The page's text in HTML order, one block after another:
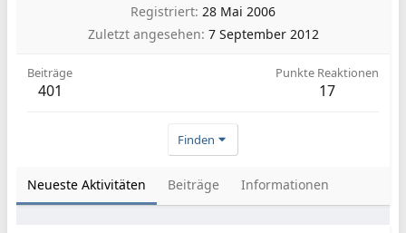
Registriert 28 Mai 2006
Zuletzt angesehen 7 September 2012
Beiträge
401
Punkte Reaktionen
17
Finden
Neueste Aktivitäten Beiträge Informationen